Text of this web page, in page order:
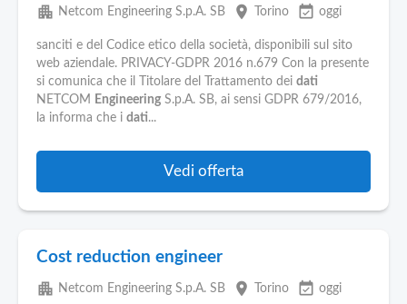
apartment Netcom Engineering S.p.A. SB place Torino event_available oggi
sanciti e del Codice etico della società, disponibili sul sito
web aziendale. PRIVACY-GDPR 2016 n.679 Con la presente
si comunica che il Titolare del Trattamento dei dati
NETCOM
Engineering S.p.A. SB, ai sensi GDPR 679/2016,
la informa che i dati...
Vedi offerta
Cost reduction engineer
apartment Netcom Engineering S.p.A. SB place Torino event_available oggi